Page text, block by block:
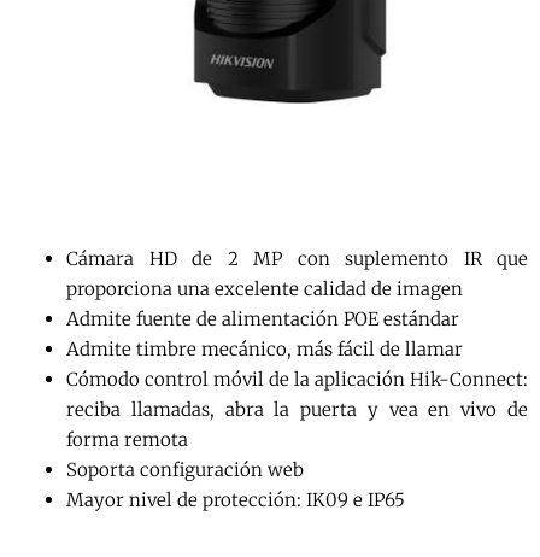
Cámara HD de 2 MP con suplemento IR que
proporciona una excelente calidad de imagen
Admite fuente de alimentación POE estándar
Admite timbre mecánico, más fácil de llamar
Cómodo control móvil de la aplicación Hik-Connect:
reciba llamadas, abra la puerta y vea en vivo de
forma remota
Soporta configuración web
Mayor nivel de protección: IK09 e IP65